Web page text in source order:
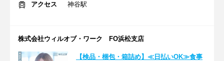
アクセス
神谷駅
株式会社ウィルオブ・ワーク FO浜松支店
【検品・梱包・箱詰め】≪日払いOK≫食事